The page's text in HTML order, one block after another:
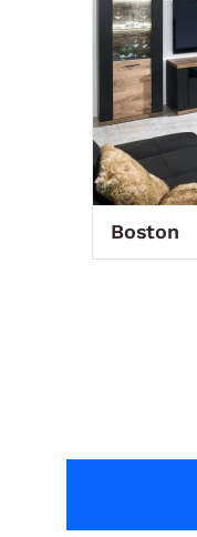
Boston